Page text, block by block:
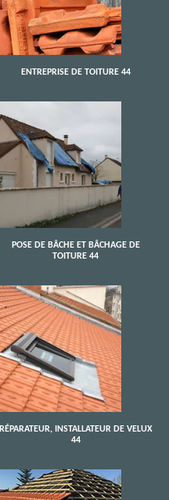
ENTREPRISE DE TOITURE 44
POSE DE BÂCHE ET BÂCHAGE DE
TOITURE 44
RÉPARATEUR, INSTALLATEUR DE VELUX
44